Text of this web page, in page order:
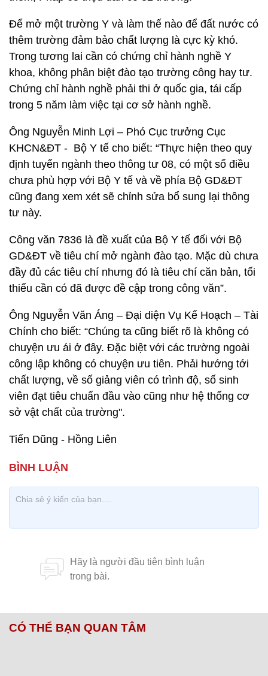
Để mở một trường Y và làm thế nào để đất nước có
thêm trường đảm bảo chất lượng là cực kỳ khó.
Trong tương lai cần có chứng chỉ hành nghề Y
khoa, không phân biệt đào tạo trường công hay tư.
Chứng chỉ hành nghề phải thi ở quốc gia, tái cấp
trong 5 năm làm việc tại cơ sở hành nghề.
Ông Nguyễn Minh Lợi – Phó Cục trưởng Cục
KHCN&ĐT - Bộ Y tế cho biết: “Thực hiện theo quy
định tuyển ngành theo thông tư 08, có một số điều
chưa phù hợp với Bộ Y tế và về phía Bộ GD&ĐT
cũng đang xem xét sẽ chỉnh sửa bổ sung lại thông
tư này.
Công văn 7836 là đề xuất của Bộ Y tế đối với Bộ
GD&ĐT về tiêu chí mở ngành đào tạo. Mặc dù chưa
đầy đủ các tiêu chí nhưng đó là tiêu chí căn bản, tối
thiểu cần có đã được đề cập trong công văn”.
Ông Nguyễn Văn Áng – Đại diện Vụ Kế Hoạch – Tài
Chính cho biết: “Chúng ta cũng biết rõ là không có
chuyện ưu ái ở đây. Đặc biệt với các trường ngoài
công lập không có chuyện ưu tiên. Phải hướng tới
chất lượng, về số giảng viên có trình độ, số sinh
viên đạt tiêu chuẩn đầu vào cũng như hệ thống cơ
sở vật chất của trường".
Tiến Dũng - Hồng Liên
CÓ THỂ BẠN QUAN TÂM